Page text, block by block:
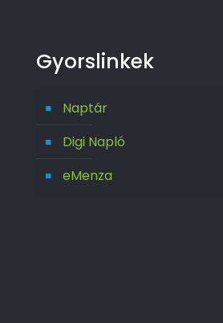
Gyorslinkek
Naptár
Digi Napló
eMenza